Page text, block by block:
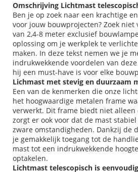
Omschrijving Lichtmast
Ben je op zoek naar een krachtige
voor jouw bouwprojecten? Zoek
van 2,4-8 meter exclusief
oplossing om je werkplek te
maken. In deze tekst nemen we je
indrukwekkende voordelen van
hij een must-have is voor elke
Lichmast met stevig en duurzaam
Een van de kenmerken die onze
het hoogwaardige metalen frame
verwerkt. Dit frame biedt niet alleen
zorgt er ook voor dat de mast
zware omstandigheden. Dankzij de
je gemakkelijk toegang tot de
mast tot een indrukwekkende
optakelen.
Lichtmast telescopisch is